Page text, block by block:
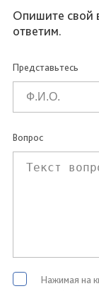
Опишите свой
ответим.
Представьтесь
Вопрос
Нажимая на